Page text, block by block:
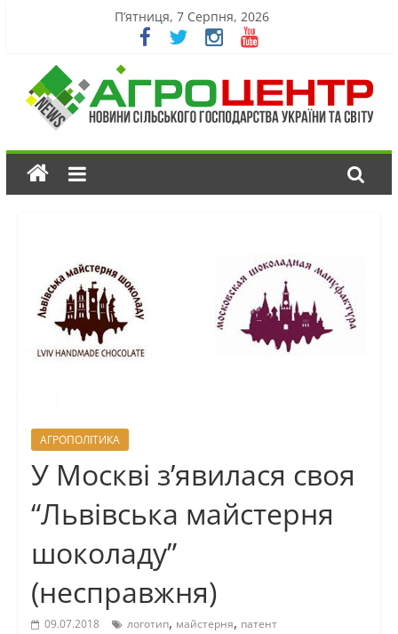
П’ятниця, 7 Серпня, 2026
АГРОПОЛІТИКА
У Москві з’явилася своя
“Львівська майстерня
шоколаду”
(несправжня)
09.07.2018 логотип, майстерня, патент